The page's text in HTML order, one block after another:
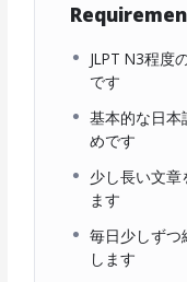
JLPT N3程度
です
基本的な日本
めです
少し長い文
ます
毎日少しずつ
します